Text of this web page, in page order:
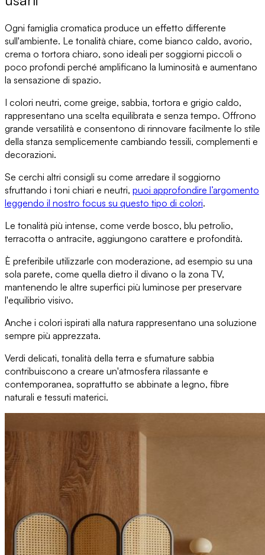
Ogni famiglia cromatica produce un effetto differente
sull'ambiente. Le tonalità chiare, come bianco caldo, avorio,
crema o tortora chiaro, sono ideali per soggiorni piccoli o
poco profondi perché amplificano la luminosità e aumentano
la sensazione di spazio.
I colori neutri, come greige, sabbia, tortora e grigio caldo,
rappresentano una scelta equilibrata e senza tempo. Offrono
grande versatilità e consentono di rinnovare facilmente lo stile
della stanza semplicemente cambiando tessili, complementi e
decorazioni.
Se cerchi altri consigli su come arredare il soggiorno
sfruttando i toni chiari e neutri, puoi approfondire l’argomento
leggendo il nostro focus su questo tipo di colori.
Le tonalità più intense, come verde bosco, blu petrolio,
terracotta o antracite, aggiungono carattere e profondità.
È preferibile utilizzarle con moderazione, ad esempio su una
sola parete, come quella dietro il divano o la zona TV,
mantenendo le altre superfici più luminose per preservare
l'equilibrio visivo.
Anche i colori ispirati alla natura rappresentano una soluzione
sempre più apprezzata.
Verdi delicati, tonalità della terra e sfumature sabbia
contribuiscono a creare un'atmosfera rilassante e
contemporanea, soprattutto se abbinate a legno, fibre
naturali e tessuti materici.